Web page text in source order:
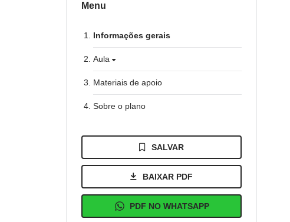
Menu
Informações gerais
Aula
Materiais de apoio
Sobre o plano
SALVAR
BAIXAR PDF
PDF NO WHATSAPP